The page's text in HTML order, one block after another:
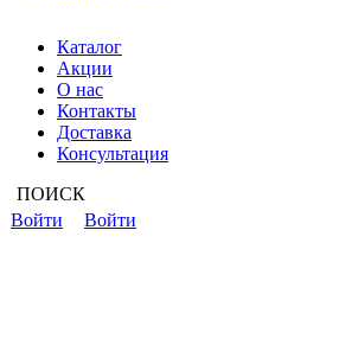
Каталог
Акции
О нас
Контакты
Доставка
Консультация
ПОИСК
Войти
Войти